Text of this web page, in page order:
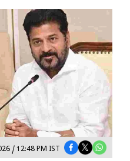
/ 12:48 PM IST